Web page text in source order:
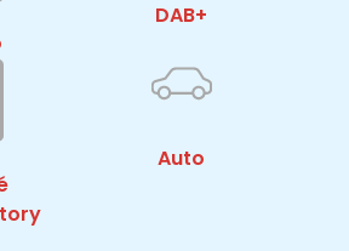
DAB+
Auto